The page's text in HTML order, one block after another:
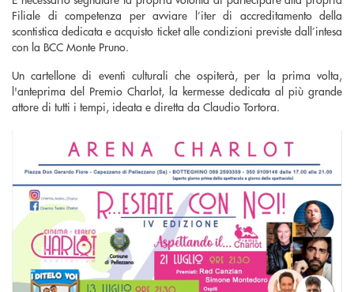
Filiale di competenza per avviare l’iter di accreditamento della
scontistica dedicata e acquisto ticket alle condizioni previste dall’intesa
con la BCC Monte Pruno.
Un cartellone di eventi culturali che ospiterà, per la prima volta,
l'anteprima del Premio Charlot, la kermesse dedicata al più grande
attore di tutti i tempi, ideata e diretta da Claudio Tortora.